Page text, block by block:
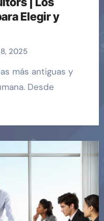
Elegir y
2025
Desde